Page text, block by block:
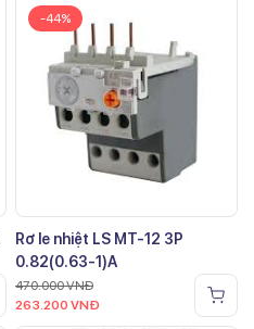
-44%
Rơ le nhiệt LS MT-12 3P
0.82(0.63-1)A
470.000VNĐ
263.200 VNĐ